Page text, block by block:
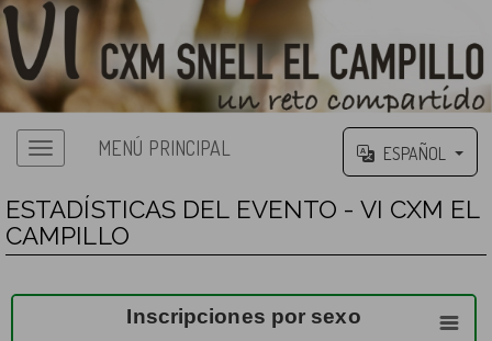
MENÚ PRINCIPAL ESPAÑOL
ESTADÍSTICAS DEL EVENTO - VI CXM EL
CAMPILLO
Inscripciones por sexo